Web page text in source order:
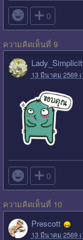
 0
ความคิดเห็นที่ 9
13 มีนาคม 2569
 0
ความคิดเห็นที่ 10
Prescott
13 มีนาคม 2569